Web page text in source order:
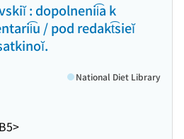
: dopolnenii͡a k
/ pod redakt͡sieĭ
National Diet Library